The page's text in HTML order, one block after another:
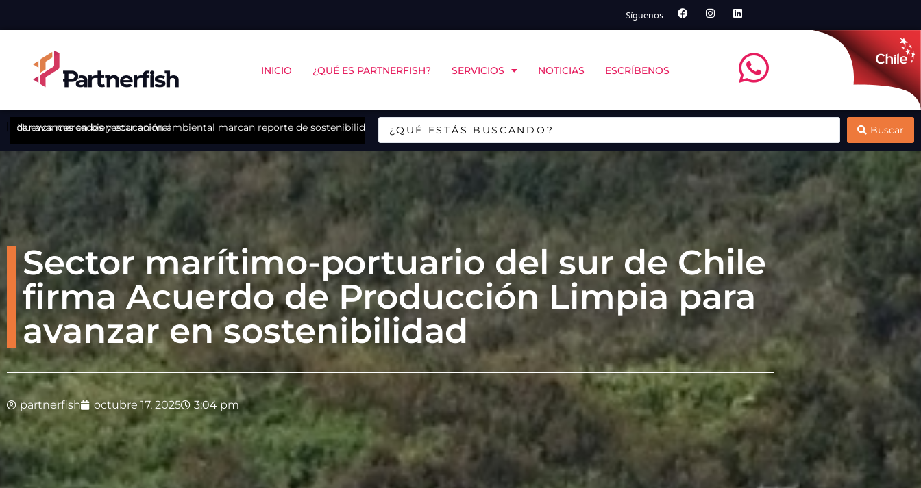
Síguenos
INICIO ¿QUÉ ES PARTNERFISH? SERVICIOS NOTICIAS ESCRÍBENOS
avances en bienestar animal
Nuevos mercados y educación ambiental marcan reporte de sostenibilidad de Landes en ChiloéCINCO Chile y COPAS Coastal abrirán en Puerto Montt debate sobre remoción de carbono marino
Multi X y el Centro de Negocios Sercotec
Buscar
Sector marítimo-portuario del sur de Chile
firma Acuerdo de Producción Limpia para
avanzar en sostenibilidad
partnerfish octubre 17, 2025 3:04 pm